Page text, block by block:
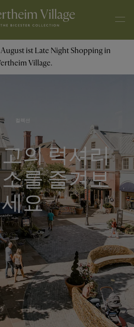
August ist Late Night Shopping in
Village.
컬렉션
의 럭셔리
를 즐겨보
세요